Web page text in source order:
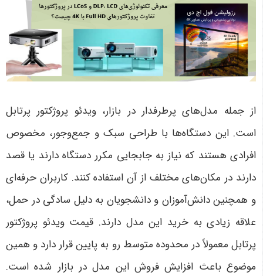
از جمله مدل‌های پرطرفدار در بازار، ویدئو پروژکتور پرتابل
است. این دستگاه‌ها با طراحی سبک و جمع‌وجور، مخصوص
افرادی هستند که نیاز به جابجایی مکرر دستگاه دارند یا قصد
دارند در مکان‌های مختلف از آن استفاده کنند. کاربران حرفه‌ای
و همچنین دانش‌آموزان و دانشجویان به دلیل سادگی در حمل،
علاقه زیادی به خرید این مدل دارند. قیمت ویدئو پروژکتور
پرتابل معمولاً در محدوده متوسط رو به پایین قرار دارد و همین
موضوع باعث افزایش فروش این مدل در بازار شده است.